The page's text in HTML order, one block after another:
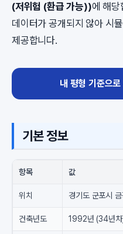
(저위험 (환급 가능))에 해당
데이터가 공개되지 않아 시
제공합니다.
내 평형 기준으로
기본 정보
항목 값
위치 경기도 군포시
건축년도 1992년 (34년차